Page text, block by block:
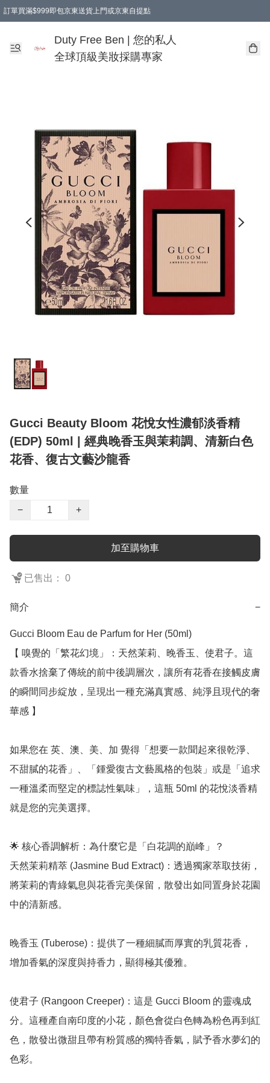
訂單買滿$999即包京東送貨上門或京東自提點
Duty Free Ben | 您的私人
全球頂級美妝採購專家
Gucci Beauty Bloom 花悅女性濃郁淡香精
(EDP) 50ml | 經典晚香玉與茉莉調、清新白色
花香、復古文藝沙龍香
數量
−
+
加至購物車
已售出： 0
簡介 −
Gucci Bloom Eau de Parfum for Her (50ml)
【 嗅覺的「繁花幻境」：天然茉莉、晚香玉、使君子。這
款香水捨棄了傳統的前中後調層次，讓所有花香在接觸皮膚
的瞬間同步綻放，呈現出一種充滿真實感、純淨且現代的奢
華感 】
如果您在 英、澳、美、加 覺得「想要一款聞起來很乾淨、
不甜膩的花香」、「鍾愛復古文藝風格的包裝」或是「追求
一種溫柔而堅定的標誌性氣味」，這瓶 50ml 的花悅淡香精
就是您的完美選擇。
🌟 核心香調解析：為什麼它是「白花調的巔峰」？
天然茉莉精萃 (Jasmine Bud Extract)：透過獨家萃取技術，
將茉莉的青綠氣息與花香完美保留，散發出如同置身於花園
中的清新感。
晚香玉 (Tuberose)：提供了一種細膩而厚實的乳質花香，
增加香氣的深度與持香力，顯得極其優雅。
使君子 (Rangoon Creeper)：這是 Gucci Bloom 的靈魂成
分。這種產自南印度的小花，顏色會從白色轉為粉色再到紅
色，散發出微甜且帶有粉質感的獨特香氣，賦予香水夢幻的
色彩。